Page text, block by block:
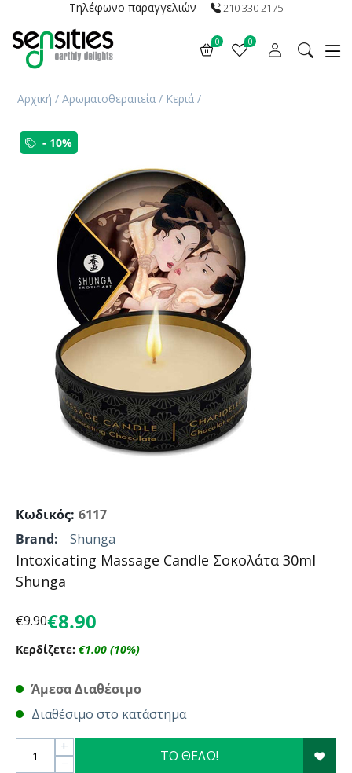
Τηλέφωνο παραγγελιών 210 330 2175
0 0
Αρχική / Αρωματοθεραπεία / Κεριά /
- 10%
Intoxicating Massage Candle Σοκολάτα 30ml
Shunga
Brand: Shunga
€9.90€8.90
Κερδίζετε: €1.00 (10%)
Κωδικός: 6117
Άμεσα Διαθέσιμο
Διαθέσιμο στο κατάστημα
+
−
ΤΟ ΘΕΛΩ!